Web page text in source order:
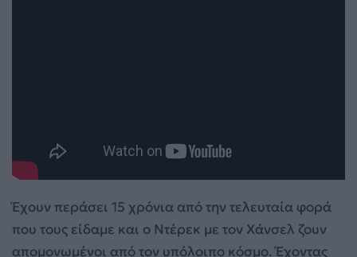
Έχουν περάσει 15 χρόνια από την τελευταία φορά
που τους είδαμε και ο Ντέρεκ με τον Χάνσελ ζουν
απομονωμένοι από τον υπόλοιπο κόσμο. Έχοντας